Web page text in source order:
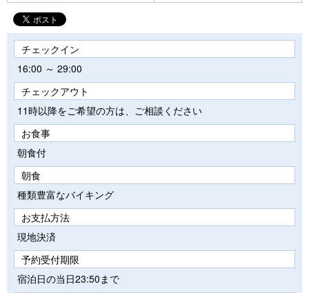
チェックイン
16:00 ～ 29:00
チェックアウト
11時以降をご希望の方は、ご相談ください
お食事
朝食付
朝食
種類豊富なバイキング
お支払方法
現地決済
予約受付期限
宿泊日の当日23:50まで